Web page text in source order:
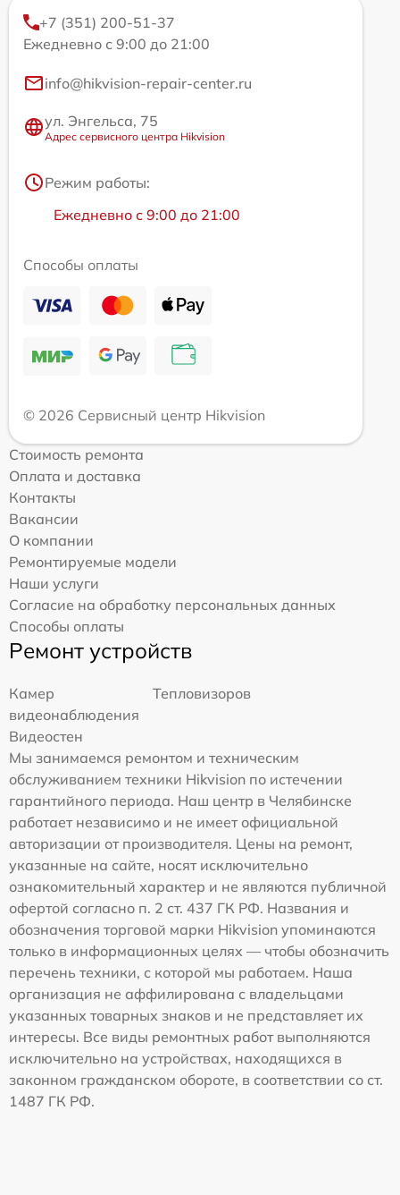
+7 (351) 200-51-37
Ежедневно с 9:00 до 21:00
info@hikvision-repair-center.ru
ул. Энгельса, 75
Адрес сервисного центра Hikvision
Режим работы:
Ежедневно с 9:00 до 21:00
Способы оплаты
© 2026 Сервисный центр Hikvision
Стоимость ремонта
Оплата и доставка
Контакты
Вакансии
О компании
Ремонтируемые модели
Наши услуги
Согласие на обработку персональных данных
Способы оплаты
Ремонт устройств
Камер
видеонаблюдения
Тепловизоров
Видеостен
Мы занимаемся ремонтом и техническим
обслуживанием техники Hikvision по истечении
гарантийного периода. Наш центр в Челябинске
работает независимо и не имеет официальной
авторизации от производителя. Цены на ремонт,
указанные на сайте, носят исключительно
ознакомительный характер и не являются публичной
офертой согласно п. 2 ст. 437 ГК РФ. Названия и
обозначения торговой марки Hikvision упоминаются
только в информационных целях — чтобы обозначить
перечень техники, с которой мы работаем. Наша
организация не аффилирована с владельцами
указанных товарных знаков и не представляет их
интересы. Все виды ремонтных работ выполняются
исключительно на устройствах, находящихся в
законном гражданском обороте, в соответствии со ст.
1487 ГК РФ.